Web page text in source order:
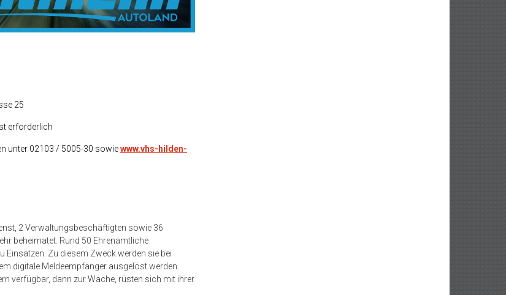
25
erforderlich
unter 02103 / 5005-30 sowiewww.vhs-hilden-
2 Verwaltungsbeschäftigten sowie 36
beheimatet. Rund 50 Ehrenamtliche
Einsätzen. Zu diesem Zweck werden sie bei
digitale Meldeempfänger ausgelöst werden.
verfügbar, dann zur Wache, rüsten sich mit ihrer